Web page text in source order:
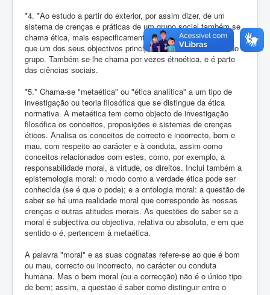
*4. *Ao estudo a partir do exterior, por assim dizer, de um
sistema de crenças e práticas de um grupo social também se
chama ética, mais especificamente "ética descritiva", dado
que um dos seus objectivos principais é descrever a ética do
grupo. Também se lhe chama por vezes étnoética, e é parte
das ciências sociais.
*5.* Chama-se "metaética" ou "ética analítica" a um tipo de
investigação ou teoria filosófica que se distingue da ética
normativa. A metaética tem como objecto de investigação
filosófica os conceitos, proposições e sistemas de crenças
éticos. Analisa os conceitos de correcto e incorrecto, bom e
mau, com respeito ao carácter e à conduta, assim como
conceitos relacionados com estes, como, por exemplo, a
responsabilidade moral, a virtude, os direitos. Inclui também a
epistemologia moral: o modo como a verdade ética pode ser
conhecida (se é que o pode); e a ontologia moral: a questão de
saber se há uma realidade moral que corresponde às nossas
crenças e outras atitudes morais. As questões de saber se a
moral é subjectiva ou objectiva, relativa ou absoluta, e em que
sentido o é, pertencem à metaética.
A palavra "moral" e as suas cognatas refere-se ao que é bom
ou mau, correcto ou incorrecto, no carácter ou conduta
humana. Mas o bem moral (ou a correcção) não é o único tipo
de bem; assim, a questão é saber como distinguir entre o